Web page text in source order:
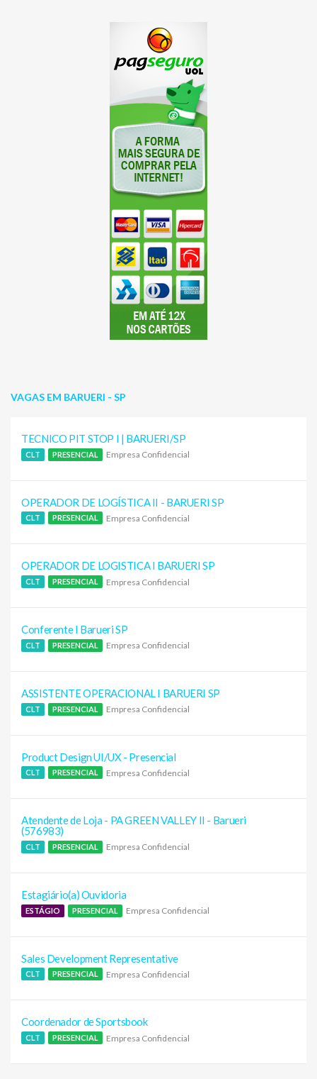
VAGAS EM BARUERI - SP
TECNICO PIT STOP I | BARUERI/SP
CLT PRESENCIAL Empresa Confidencial
OPERADOR DE LOGÍSTICA II - BARUERI SP
CLT PRESENCIAL Empresa Confidencial
OPERADOR DE LOGISTICA I BARUERI SP
CLT PRESENCIAL Empresa Confidencial
Conferente I Barueri SP
CLT PRESENCIAL Empresa Confidencial
ASSISTENTE OPERACIONAL I BARUERI SP
CLT PRESENCIAL Empresa Confidencial
Product Design UI/UX - Presencial
CLT PRESENCIAL Empresa Confidencial
Atendente de Loja - PA GREEN VALLEY II - Barueri
(576983)
CLT PRESENCIAL Empresa Confidencial
Estagiário(a) Ouvidoria
ESTÁGIO PRESENCIAL Empresa Confidencial
Sales Development Representative
CLT PRESENCIAL Empresa Confidencial
Coordenador de Sportsbook
CLT PRESENCIAL Empresa Confidencial